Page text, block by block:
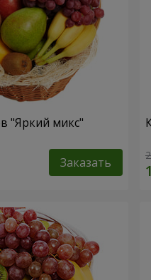
"Яркий микс"
Заказать